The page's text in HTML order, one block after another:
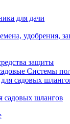
для дачи
удобрения,
защиты
Системы
садовых
садовых шлангов